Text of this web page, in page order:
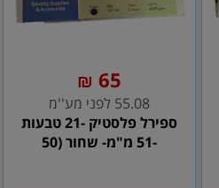
65
₪
55.08 לפני מע''מ
ספירל פלסטיק -21 טבעות
-51 מ"מ- שחור (50